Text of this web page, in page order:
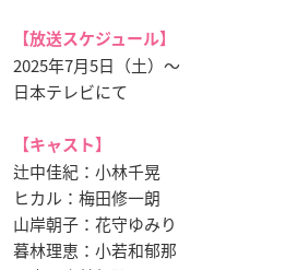
【放送スケジュール】
2025年7月5日（土）～
日本テレビにて
【キャスト】
辻中佳紀：小林千晃
ヒカル：梅田修一朗
山岸朝子：花守ゆみり
暮林理恵：小若和郁那